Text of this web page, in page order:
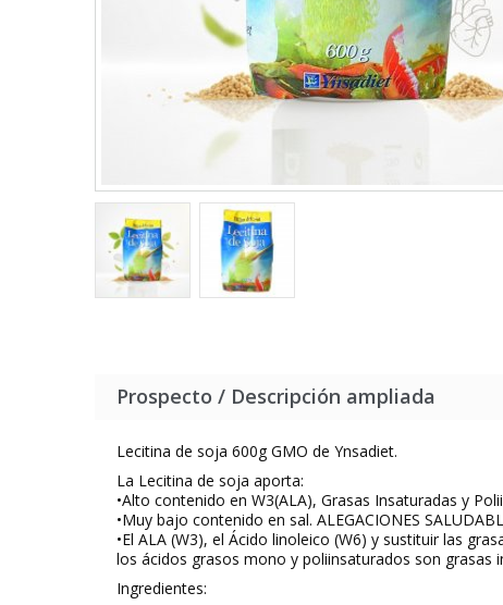
Prospecto / Descripción ampliada
Lecitina de soja 600g GMO de Ynsadiet.
La Lecitina de soja aporta:
•Alto contenido en W3(ALA), Grasas Insaturadas y
•Muy bajo contenido en sal. ALEGACIONES
•El ALA (W3), el Ácido linoleico (W6) y sustituir las
los ácidos grasos mono y poliinsaturados son grasas
Ingredientes: